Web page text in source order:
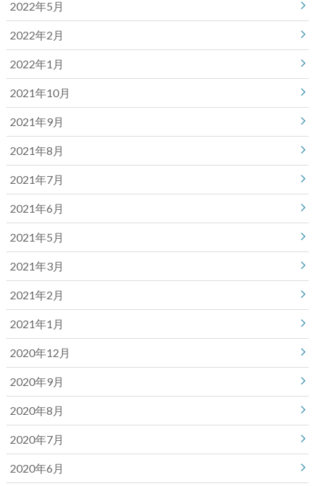
2022年5月
2022年2月
2022年1月
2021年10月
2021年9月
2021年8月
2021年7月
2021年6月
2021年5月
2021年3月
2021年2月
2021年1月
2020年12月
2020年9月
2020年8月
2020年7月
2020年6月